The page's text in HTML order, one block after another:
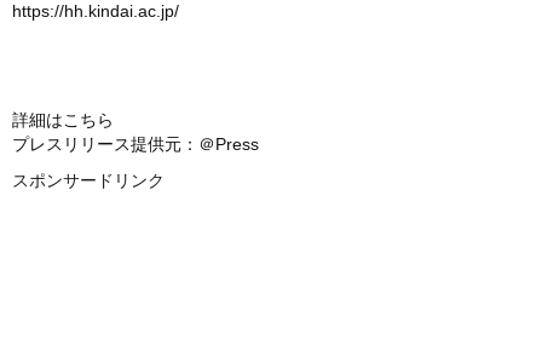
https://hh.kindai.ac.jp/
詳細はこちら
プレスリリース提供元：＠Press
スポンサードリンク